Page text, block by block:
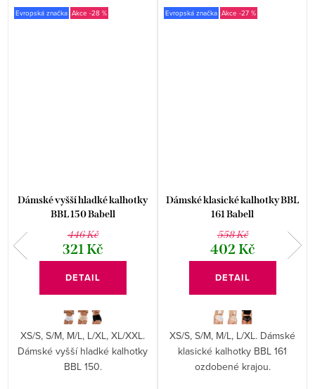
Evropská značka -28 %
Dámské vyšší hladké kalhotky
BBL 150 Babell
446 Kč
321 Kč
DETAIL
XS/S, S/M, M/L, L/XL, XL/XXL.
Dámské vyšší hladké kalhotky
BBL 150.
Evropská značka -27 %
Dámské klasické kalhotky BBL
161 Babell
558 Kč
402 Kč
DETAIL
XS/S, S/M, M/L, L/XL. Dámské
klasické kalhotky BBL 161
ozdobené krajou.